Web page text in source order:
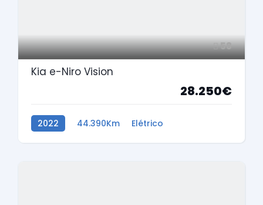
58
Kia e-Niro Vision
28.250€
2022 44.390Km Elétrico